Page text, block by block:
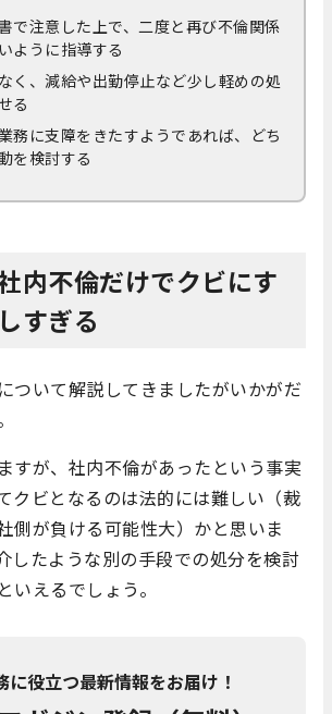
で注意した上で、二度と再び不倫関係
ように指導する
く、減給や出勤停止など少し軽めの処
る
務に支障をきたすようであれば、どち
を検討する
内不倫だけでクビにす
すぎる
ついて解説してきましたがいかがだ
すが、社内不倫があったという事実
クビとなるのは法的には難しい（裁
側が負ける可能性大）かと思いま
したような別の手段での処分を検討
いえるでしょう。
に役立つ最新情報をお届け！